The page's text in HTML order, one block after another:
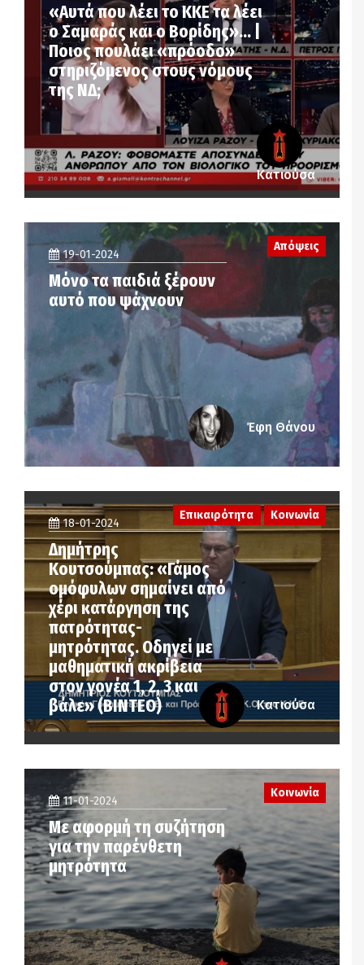
«Αυτά που λέει το ΚΚΕ τα λέει
ο Σαμαράς και ο Βορίδης»… |
Ποιος πουλάει «πρόοδο»
στηριζόμενος στους νόμους
της ΝΔ;
Κατιούσα
19-01-2024
Μόνο τα παιδιά ξέρουν
αυτό που ψάχνουν
Απόψεις
Έφη Θάνου
18-01-2024
Δημήτρης
Κουτσούμπας: «Γάμος
ομόφυλων σημαίνει από
χέρι κατάργηση της
πατρότητας-
μητρότητας. Οδηγεί με
μαθηματική ακρίβεια
στον γονέα 1, 2, 3 και
βάλε» (ΒΙΝΤΕΟ)
Επικαιρότητα Κοινωνία
Κατιούσα
11-01-2024
Με αφορμή τη συζήτηση
για την παρένθετη
μητρότητα
Κοινωνία